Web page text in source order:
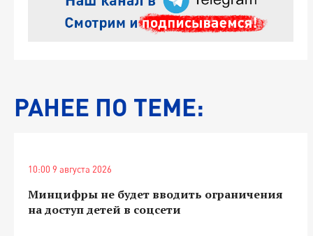
РАНЕЕ ПО ТЕМЕ:
10:00 9 августа 2026
Минцифры не будет вводить ограничения
на доступ детей в соцсети